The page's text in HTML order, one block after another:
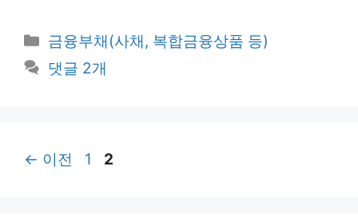
카
테
고
금융부채(사채, 복합금융상품 등)
댓글 2개
← 이전
페
1
페
2